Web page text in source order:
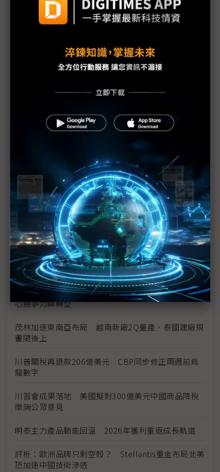
廠迎利多行情
台美關稅與能源價格成兩大關鍵 尚騰看好2H26車市
朋程擴產搶攻高效車用元件市場 AI伺服器與HVDC
模組拚2027放量
規避關稅大打平價與豪奢雙戰線 中系電動車4月歐
裕融嚴陳莉蓮：汽車、出行與用車事業的協同發展
回應232關稅優惠上路 東陽：對台灣汽車零件產業
具正面意義
新纖：地緣風險是危機也是轉機 三大布局推進成長
台美投資MOU關稅優惠先落地 汽車零組件15%、航
空零件迎近乎免稅
中資背景也能過關 Volvo獲白宮豁免可繼續在美賣
車
裕隆國產、外銷同步並進 嚴陳莉蓮：AI賦能強化核
心競爭力與轉型
茂林加速東南亞布局 越南新廠2Q量產、泰國建廠規
畫隨後上
川普關稅再退款206億美元 CBP同步修正兩週前烏
龍數字
川習會成果落地 美國擬對300億美元中國商品降稅
徵詢公眾意見
明泰主力產品動能回溫 2026年獲利重返成長軌道
評析：歐洲品牌只剩空殼？ Stellantis重金布局北美
恐加速中國技術滲透